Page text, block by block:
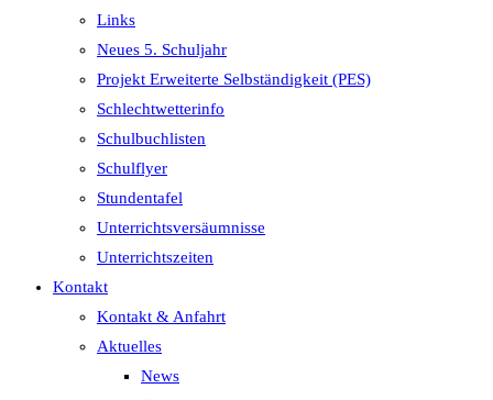
Links
Neues 5. Schuljahr
Projekt Erweiterte Selbständigkeit (PES)
Schlechtwetterinfo
Schulbuchlisten
Schulflyer
Stundentafel
Unterrichtsversäumnisse
Unterrichtszeiten
Kontakt
Kontakt & Anfahrt
Aktuelles
News